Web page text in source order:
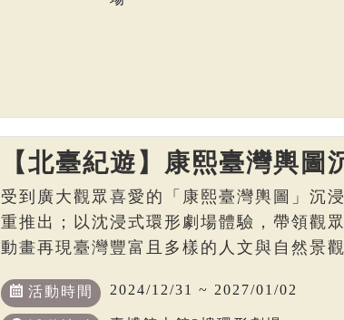
【北臺紀遊】康熙臺灣輿圖
受到廣大觀眾喜愛的「康熙臺灣輿圖」沉
重推出；以沈浸式環形劇場體驗，帶領觀
動畫再現臺灣豐富且多樣的人文與自然景觀
活動時間 2024/12/31 ~ 2027/01/02